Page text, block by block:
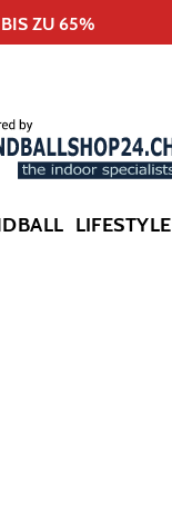
ZU 65%
LIFESTYLE